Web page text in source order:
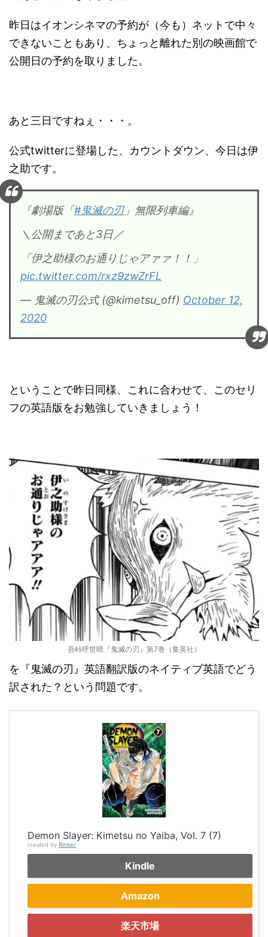
昨日はイオンシネマの予約が（今も）ネットで中々
できないこともあり、ちょっと離れた別の映画館で
公開日の予約を取りました。
あと三日ですねぇ・・・。
公式twitterに登場した、カウントダウン、今日は伊
之助です。
『劇場版「#鬼滅の刃」無限列車編』
＼公開まであと3日／
「伊之助様のお通りじゃアァァ！！」
pic.twitter.com/rxz9zwZrFL
— 鬼滅の刃公式 (@kimetsu_off) October 12,
2020
ということで昨日同様、これに合わせて、このセリ
フの英語版をお勉強していきましょう！
吾峠呼世晴『鬼滅の刃』第7巻（集英社）
を『鬼滅の刃』英語翻訳版のネイティブ英語でどう
訳された？という問題です。
Demon Slayer: Kimetsu no Yaiba, Vol. 7 (7)
created by Rinker
Kindle
Amazon
楽天市場